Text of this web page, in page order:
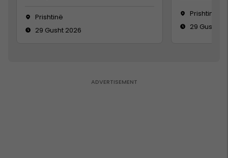
Prishtinë
29 Gusht 2026
Prishtinë
29 Gusht